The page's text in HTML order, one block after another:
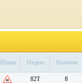
Шипы Индекс Наличие
82T 8